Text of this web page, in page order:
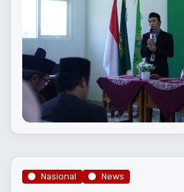
Nasional News